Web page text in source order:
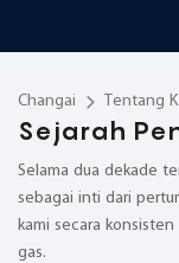
Changai Tentang
Sejarah
Selama dua dekade
sebagai inti dari
kami secara
gas.